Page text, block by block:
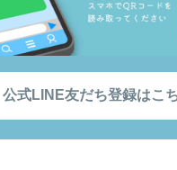
公式LINE友だち登録はこ